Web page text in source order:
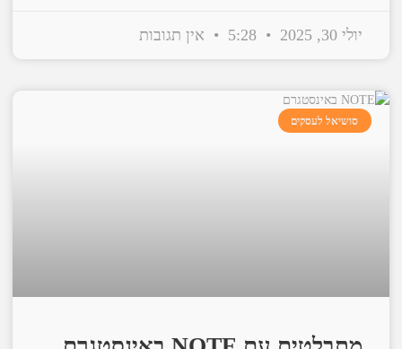
יולי 30, 2025 5:28 אין תגובות
סושיאל לעסקים